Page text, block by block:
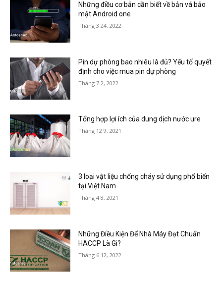
Những điều cơ bản cần biết về bản vá bảo
mật Android one
Tháng 3 24, 2022
Pin dự phòng bao nhiêu là đủ? Yếu tố quyết
định cho việc mua pin dự phòng
Tháng 7 2, 2022
Tổng hợp lợi ích của dung dịch nước ure
Tháng 12 9, 2021
3 loại vật liệu chống cháy sử dụng phổ biến
tại Việt Nam
Tháng 4 8, 2021
Những Điều Kiện Để Nhà Máy Đạt Chuẩn
HACCP Là Gì?
Tháng 6 12, 2022